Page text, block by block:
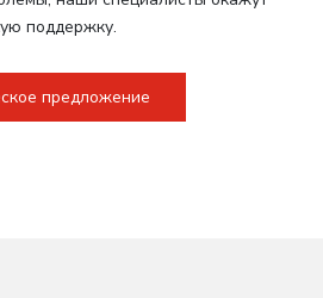
поддержку.
предложение